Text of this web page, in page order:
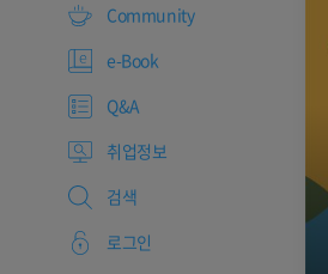
Community
e-Book
Q&A
취업정보
검색
로그인